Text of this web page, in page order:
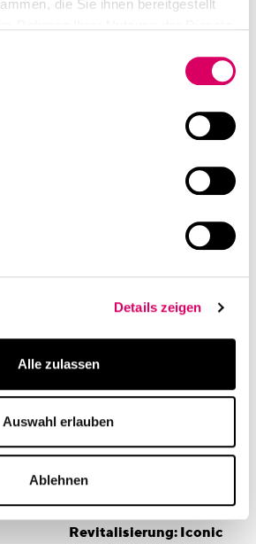
die Sie ihnen bereitgestellt
Details zeigen
Alle zulassen
Auswahl erlauben
Ablehnen
Bauprojekte: CSMM
Klimaziele zu erreichen
Veröffentlichung
Visionäre
Revitalisierung: Iconic